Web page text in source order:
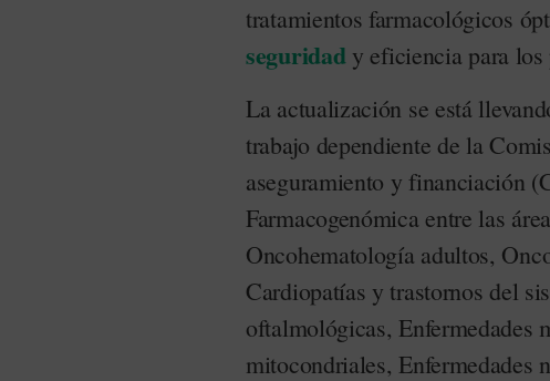
tratamientos farmacológicos
seguridady eficiencia para los
La actualización se está
trabajo dependiente de la
aseguramiento y financiación
Farmacogenómica entre las
Oncohematología adultos,
Cardiopatías y trastornos del
oftalmológicas, Enfermedades
mitocondriales, Enfermedades